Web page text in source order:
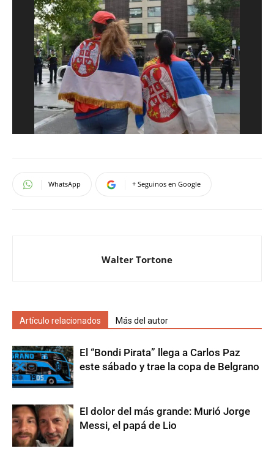
WhatsApp + Seguinos en Google
Walter Tortone
Artículo relacionados Más del autor
El “Bondi Pirata” llega a Carlos Paz
este sábado y trae la copa de Belgrano
El dolor del más grande: Murió Jorge
Messi, el papá de Lio